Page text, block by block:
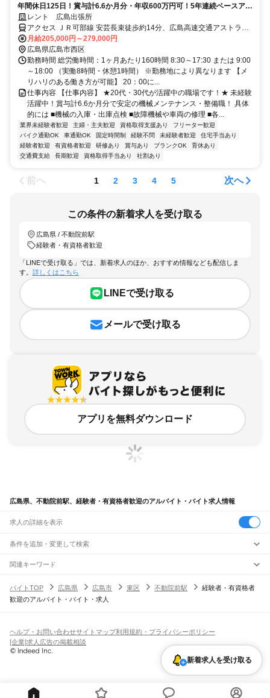
年間休日125日！賞与計6.6か月分・年収600万円可！5年連続ベースアッ
プ、資格取得支援充実の整備職
レント 広島出張所
アクセス ＪＲ可部線 安芸長束徒歩約14分、広島高速交通アストラム
ライン 不動院前西出口徒歩約14分、広島高速交通アストラムライン
白島（広島高速交通）西出口徒歩約17分 安芸長束駅 (JR可部線) から
車で約6分
月給205,000円～279,000円
広島県広島市西区
勤務時間 総労働時間：1ヶ月あたり160時間 8:30～17:30 または 9:00
～18:00 （実働8時間・休憩1時間） ※勤務地により異なります 【メ
リハリのある働き方が可能】 20：00に...
仕事内容 【仕事内容】 ★20代・30代が活躍中の職場です！★ 未経験
活躍中！賞与計6.6か月分で安定の機械メンテナンス・整備職！ 具体
的には ■機械の入庫・出庫点検 ■故障機械や車両の修理 ■各...
業界未経験者歓迎 主婦・主夫歓迎 資格取得支援あり
フリーター歓迎
バイク通勤OK
車通勤OK 固定時間制 経験不問 未経験者歓迎
住宅手当あり
経験者歓迎
有資格者歓迎 研修あり 賞与あり ブランクOK
育休あり
交通費支給
長期歓迎 資格取得手当あり 社割あり
前へ 1 2 3 4 5 次へ
この条件の新着求人を受け取る
広島県 / 不動院前駅
経験者・有資格者歓迎
「LINEで受け取る」では、新着求人のほか、おすすめ情報なども配信しま
す。 詳しくはこちら
LINEで受け取る
メールで受け取る
アプリを無料ダウンロード
広島県、不動院前駅、経験者・有資格者歓迎のアルバイト・バイト求人情報
求人の詳細を表示
条件を追加・変更して検索
市区町村を追加・変更
広島県すべて
広島市すべて
安芸高田市江田島市安芸郡山県郡豊田郡世羅郡神石郡
駅を追加・変更
JR山陽本線(三原～岩国)
三原駅本郷駅河内駅入野駅 寺家駅
中野東駅
安芸中野駅
新白島駅 横川駅
前空駅 大野浦駅玖波駅大竹駅
油木駅
職種を追加・変更
飲食・フードサービスすべて
ホールスタッフキッチンスタッフ
パン屋（ベーカリー）
バー（BAR）・バーテンダー
飲食店（店長・マネージャー）
営業テレフォンアポインター（テレアポ） ルートセールス
人気
日払いOK高校生歓迎 髪型・髪色自由
留学生・外国人活躍中
シフト
雇用形態を追加・変更
派遣社員
関連キーワード
バイトTOP
広島県 広島市 東区 不動院前駅
経験者・有資格者
歓迎のアルバイト・バイト・求人
新着求人を受け取る
ヘルプ・お問い合わせサイトマップ利用規約・プライバシーポリシー
[企業]求人広告の掲載相談